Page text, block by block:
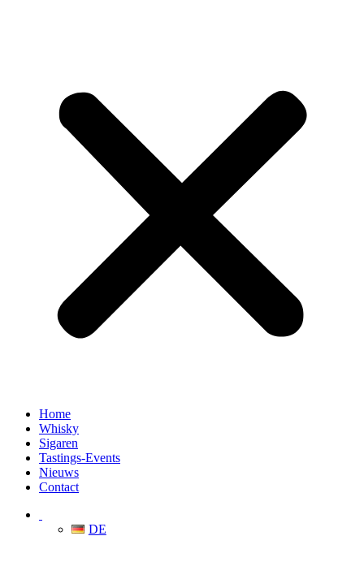
Home
Whisky
Sigaren
Tastings-Events
Nieuws
Contact
DE